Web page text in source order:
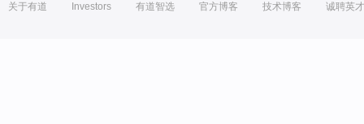
关于有道 Investors 有道智选 官方博客 技术博客 诚聘英才